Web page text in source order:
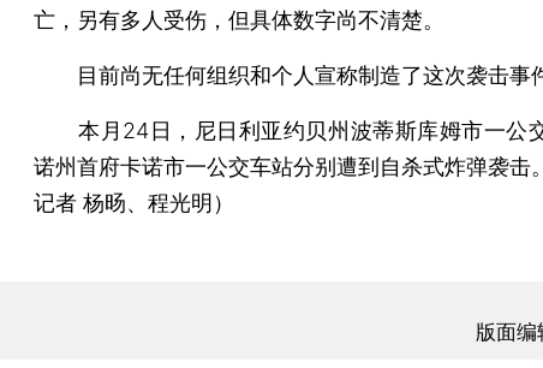
亡，另有多人受伤，但具体数字尚不清楚。
目前尚无任何组织和个人宣称制造了这次袭击事
本月24日，尼日利亚约贝州波蒂斯库姆市一公
诺州首府卡诺市一公交车站分别遭到自杀式炸弹袭击
记者 杨旸、程光明）
版面编